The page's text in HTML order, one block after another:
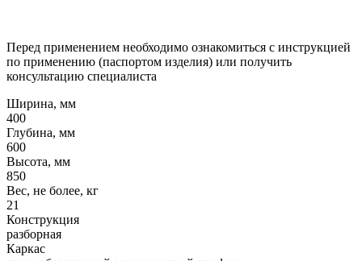
Перед применением необходимо ознакомиться с инструкцией
по применению (паспортом изделия) или получить
консультацию специалиста
Ширина, мм
400
Глубина, мм
600
Высота, мм
850
Вес, не более, кг
21
Конструкция
разборная
Каркас